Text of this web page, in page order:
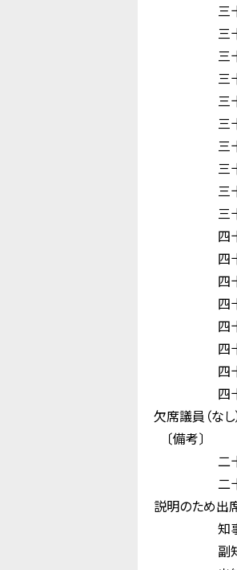
三
三
三
三
三
三
三
三
三
三
四
四
四
四
四
四
四
四
欠席議員（なし
〔備考〕
二十三
二十七
説明のため出
知
副